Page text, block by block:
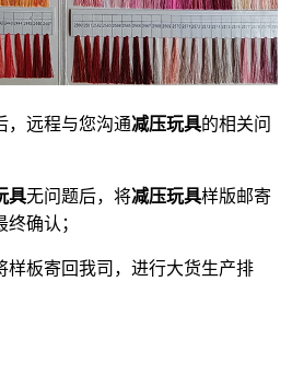
，远程与您沟通减压玩具的相关问
具无问题后，将减压玩具样版邮寄
确认；
样板寄回我司，进行大货生产排